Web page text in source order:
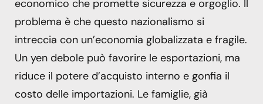
economico che promette sicurezza e orgoglio. Il
problema è che questo nazionalismo si
intreccia con un’economia globalizzata e fragile.
Un yen debole può favorire le esportazioni, ma
riduce il potere d’acquisto interno e gonfia il
costo delle importazioni. Le famiglie, già